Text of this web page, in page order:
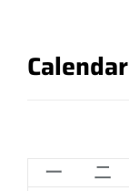
Calendar
一
二